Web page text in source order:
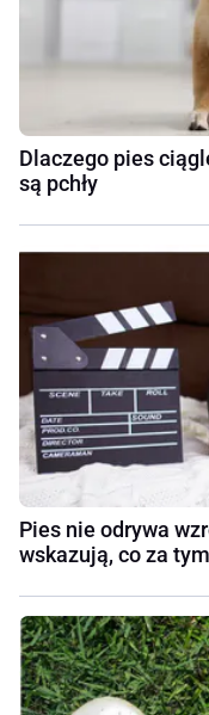
Dlaczego pies
są pchły
Pies nie odrywa
wskazują, co za